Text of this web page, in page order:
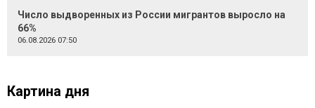
Число выдворенных из России мигрантов выросло на
66%
06.08.2026 07:50
Картина дня